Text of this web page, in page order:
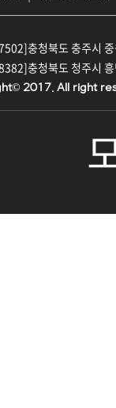
충청북도 충주시
충청북도 청주시
2017. All right